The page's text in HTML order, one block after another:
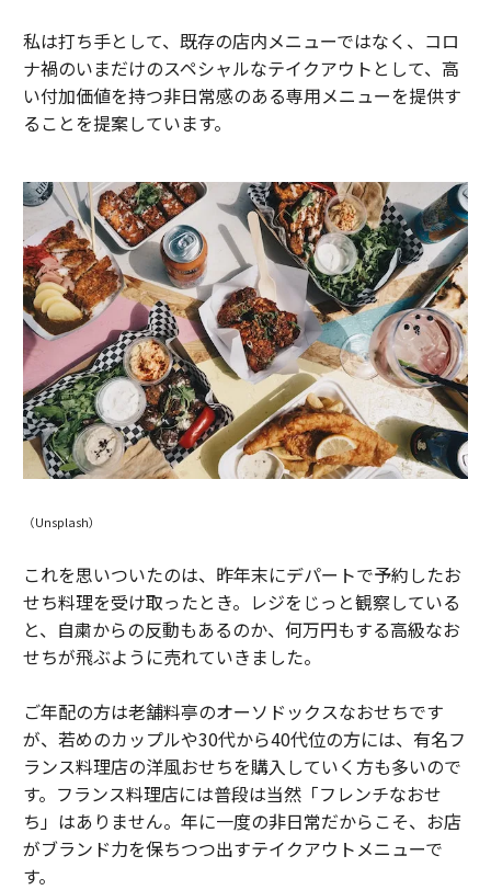
私は打ち手として、既存の店内メニューではなく、コロ
ナ禍のいまだけのスペシャルなテイクアウトとして、高
い付加価値を持つ非日常感のある専用メニューを提供す
ることを提案しています。
（Unsplash）
これを思いついたのは、昨年末にデパートで予約したお
せち料理を受け取ったとき。レジをじっと観察している
と、自粛からの反動もあるのか、何万円もする高級なお
せちが飛ぶように売れていきました。
ご年配の方は老舗料亭のオーソドックスなおせちです
が、若めのカップルや30代から40代位の方には、有名フ
ランス料理店の洋風おせちを購入していく方も多いので
す。フランス料理店には普段は当然「フレンチなおせ
ち」はありません。年に一度の非日常だからこそ、お店
がブランド力を保ちつつ出すテイクアウトメニューで
す。